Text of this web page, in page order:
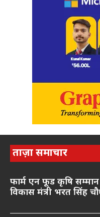
ताज़ा समाचार
फार्म एन फूड कृषि सम्मान
विकास मंत्री भरत सिंह